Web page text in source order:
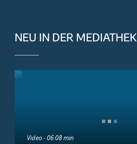
NEU IN DER MEDIATHEK
Video - 06:08 min